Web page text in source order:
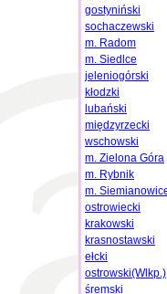
gostyniński
sochaczewski
m. Radom
m. Siedlce
jeleniogórski
kłodzki
lubański
międzyrzecki
wschowski
m. Zielona Góra
m. Rybnik
m.
ostrowiecki
krakowski
krasnostawski
ełcki
ostrowski(Wlkp.)
śremski